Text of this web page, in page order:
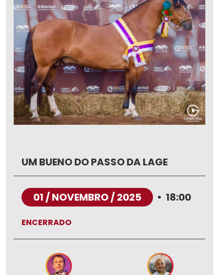
UM BUENO DO PASSO DA LAGE
01 / NOVEMBRO / 2025 • 18:00
ENCERRADO